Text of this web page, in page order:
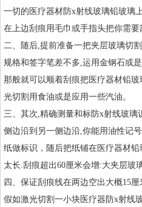
一切的医疗器材防x射线玻璃铅玻璃
在上边刮痕用毛巾或手指头把你需要
二、随后,提前准备一把夹层玻璃切
规格和签字笔差不多,运用金钢石或
那般就可以顺着刮痕把医疗器材铅
光切割用食油或是应用一些汽油。
三、其次,精确测量和标防x射线玻
侧边沿到另一侧边沿,你能用油性记
纸做标识，随后把纸铺在医疗器材
太长.刮痕超出60厘米会增:大夹层玻
四、保证刮痕线在两边空出大概15
假如激光切割一小块医疗器防x射线